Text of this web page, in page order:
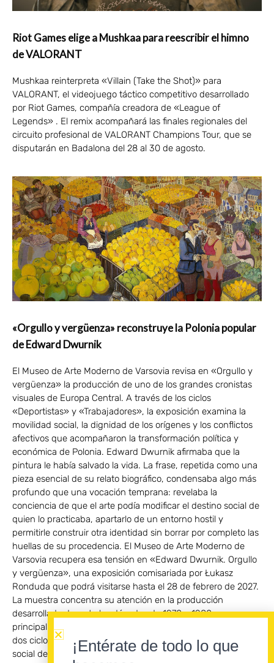
Riot Games elige a Mushkaa para reescribir el himno
de VALORANT
Mushkaa reinterpreta «Villain (Take the Shot)» para
VALORANT, el videojuego táctico competitivo desarrollado
por Riot Games, compañía creadora de «League of
Legends» . El remix acompañará las finales regionales del
circuito profesional de VALORANT Champions Tour, que se
disputarán en Badalona del 28 al 30 de agosto.
«Orgullo y vergüenza» reconstruye la Polonia popular
de Edward Dwurnik
El Museo de Arte Moderno de Varsovia revisa en «Orgullo y
vergüenza» la producción de uno de los grandes cronistas
visuales de Europa Central. A través de los ciclos
«Deportistas» y «Trabajadores», la exposición examina la
movilidad social, la dignidad de los orígenes y los conflictos
afectivos que acompañaron la transformación política y
económica de Polonia. Edward Dwurnik afirmaba que la
pintura le había salvado la vida. La frase, repetida como una
pieza esencial de su relato biográfico, condensaba algo más
profundo que una vocación temprana: revelaba la
conciencia de que el arte podía modificar el destino social de
quien lo practicaba, apartarlo de un entorno hostil y
permitirle construir otra identidad sin borrar por completo las
huellas de su procedencia. El Museo de Arte Moderno de
Varsovia recupera esa tensión en «Edward Dwurnik. Orgullo
y vergüenza», una exposición comisariada por Łukasz
Ronduda que podrá visitarse hasta el 28 de febrero de 2027.
La muestra concentra su atención en la producción
desarrollada durante las décadas de 1970 y 1980,
principalmente a través de «Deportistas» y «Trabajadores»,
dos ciclos fundamentales para comprender la ambición
social de una pintura que convirtió la cotidianidad polaca en
¡Entérate de todo lo que